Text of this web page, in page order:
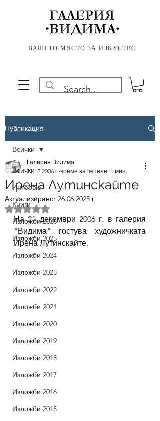
ВАШЕТО МЯСТО ЗА ИЗКУСТВО
Публикация
Всички
Интервю
Книги
Изложби 2026
Изложби 2025
Изложби 2024
Изложби 2023
Изложби 2022
Изложби 2021
Изложби 2020
Изложби 2019
Изложби 2018
Изложби 2017
Изложби 2016
Изложби 2015
Всички
Ирена Лутинскайте
Галерия Видима
21.12.2006 г. време за четене: 1 мин.
Актуализирано: 26.06.2025 г.
Оценено с NaN от 5 звезди.
На 21 декември 2006 г. в галерия
"Видима" гостува художничката
Ирена Лутинскайте.